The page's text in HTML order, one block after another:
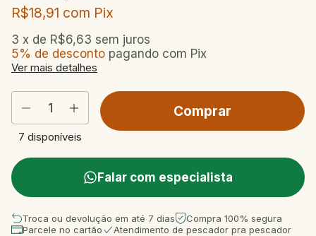
R$18,91 com Pix
3 x de R$6,63 sem juros
5% de desconto pagando com Pix
Ver mais detalhes
7 disponíveis
Falar com especialista
Troca ou devolução em até 7 dias
Compra 100% segura
Parcele no cartão
Atendimento de pescador pra pescador